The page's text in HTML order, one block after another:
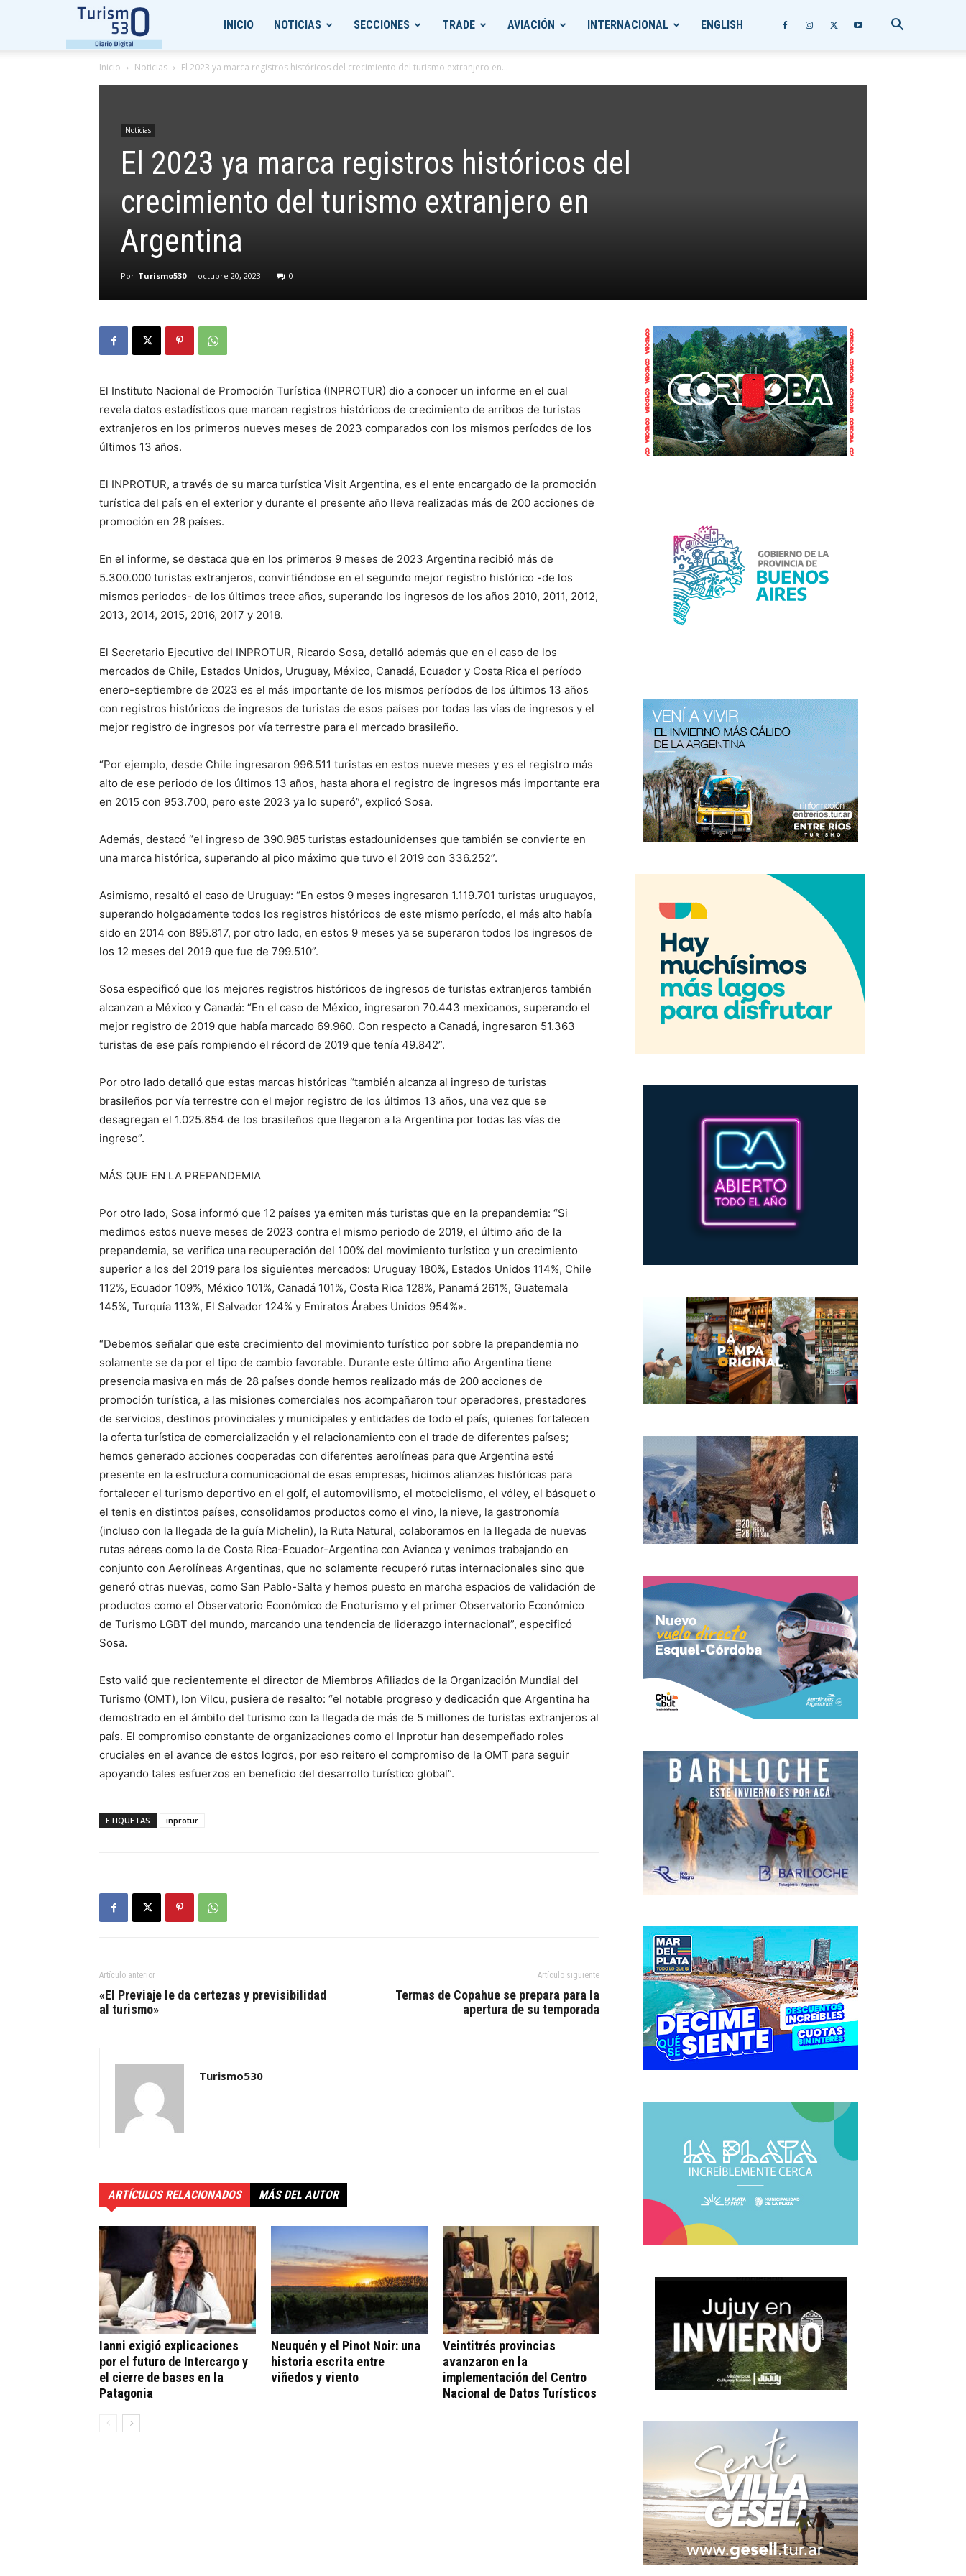
INICIO NOTICIAS SECCIONES TRADE AVIACIÓN INTERNACIONAL ENGLISH
Inicio Noticias El 2023 ya marca registros históricos del crecimiento del turismo extranjero en...
Noticias
El 2023 ya marca registros históricos del
crecimiento del turismo extranjero en
Argentina
Por Turismo530 - octubre 20, 2023 0
El Instituto Nacional de Promoción Turística (INPROTUR) dio a conocer un informe en el cual
revela datos estadísticos que marcan registros históricos de crecimiento de arribos de turistas
extranjeros en los primeros nueves meses de 2023 comparados con los mismos períodos de los
últimos 13 años.
El INPROTUR, a través de su marca turística Visit Argentina, es el ente encargado de la promoción
turística del país en el exterior y durante el presente año lleva realizadas más de 200 acciones de
promoción en 28 países.
En el informe, se destaca que en los primeros 9 meses de 2023 Argentina recibió más de
5.300.000 turistas extranjeros, convirtiéndose en el segundo mejor registro histórico -de los
mismos periodos- de los últimos trece años, superando los ingresos de los años 2010, 2011, 2012,
2013, 2014, 2015, 2016, 2017 y 2018.
El Secretario Ejecutivo del INPROTUR, Ricardo Sosa, detalló además que en el caso de los
mercados de Chile, Estados Unidos, Uruguay, México, Canadá, Ecuador y Costa Rica el período
enero-septiembre de 2023 es el más importante de los mismos períodos de los últimos 13 años
con registros históricos de ingresos de turistas de esos países por todas las vías de ingresos y el
mejor registro de ingresos por vía terrestre para el mercado brasileño.
“Por ejemplo, desde Chile ingresaron 996.511 turistas en estos nueve meses y es el registro más
alto de ese periodo de los últimos 13 años, hasta ahora el registro de ingresos más importante era
en 2015 con 953.700, pero este 2023 ya lo superó”, explicó Sosa.
Además, destacó “el ingreso de 390.985 turistas estadounidenses que también se convierte en
una marca histórica, superando al pico máximo que tuvo el 2019 con 336.252”.
Asimismo, resaltó el caso de Uruguay: “En estos 9 meses ingresaron 1.119.701 turistas uruguayos,
superando holgadamente todos los registros históricos de este mismo período, el más alto había
sido en 2014 con 895.817, por otro lado, en estos 9 meses ya se superaron todos los ingresos de
los 12 meses del 2019 que fue de 799.510”.
Sosa especificó que los mejores registros históricos de ingresos de turistas extranjeros también
alcanzan a México y Canadá: “En el caso de México, ingresaron 70.443 mexicanos, superando el
mejor registro de 2019 que había marcado 69.960. Con respecto a Canadá, ingresaron 51.363
turistas de ese país rompiendo el récord de 2019 que tenía 49.842”.
Por otro lado detalló que estas marcas históricas “también alcanza al ingreso de turistas
brasileños por vía terrestre con el mejor registro de los últimos 13 años, una vez que se
desagregan el 1.025.854 de los brasileños que llegaron a la Argentina por todas las vías de
ingreso”.
MÁS QUE EN LA PREPANDEMIA
Por otro lado, Sosa informó que 12 países ya emiten más turistas que en la prepandemia: “Si
medimos estos nueve meses de 2023 contra el mismo periodo de 2019, el último año de la
prepandemia, se verifica una recuperación del 100% del movimiento turístico y un crecimiento
superior a los del 2019 para los siguientes mercados: Uruguay 180%, Estados Unidos 114%, Chile
112%, Ecuador 109%, México 101%, Canadá 101%, Costa Rica 128%, Panamá 261%, Guatemala
145%, Turquía 113%, El Salvador 124% y Emiratos Árabes Unidos 954%».
“Debemos señalar que este crecimiento del movimiento turístico por sobre la prepandemia no
solamente se da por el tipo de cambio favorable. Durante este último año Argentina tiene
presencia masiva en más de 28 países donde hemos realizado más de 200 acciones de
promoción turística, a las misiones comerciales nos acompañaron tour operadores, prestadores
de servicios, destinos provinciales y municipales y entidades de todo el país, quienes fortalecen
la oferta turística de comercialización y el relacionamiento con el trade de diferentes países;
hemos generado acciones cooperadas con diferentes aerolíneas para que Argentina esté
presente en la estructura comunicacional de esas empresas, hicimos alianzas históricas para
fortalecer el turismo deportivo en el golf, el automovilismo, el motociclismo, el vóley, el básquet o
el tenis en distintos países, consolidamos productos como el vino, la nieve, la gastronomía
(incluso con la llegada de la guía Michelin), la Ruta Natural, colaboramos en la llegada de nuevas
rutas aéreas como la de Costa Rica-Ecuador-Argentina con Avianca y venimos trabajando en
conjunto con Aerolíneas Argentinas, que no solamente recuperó rutas internacionales sino que
generó otras nuevas, como San Pablo-Salta y hemos puesto en marcha espacios de validación de
productos como el Observatorio Económico de Enoturismo y el primer Observatorio Económico
de Turismo LGBT del mundo, marcando una tendencia de liderazgo internacional”, especificó
Sosa.
Esto valió que recientemente el director de Miembros Afiliados de la Organización Mundial del
Turismo (OMT), Ion Vilcu, pusiera de resalto: “el notable progreso y dedicación que Argentina ha
demostrado en el ámbito del turismo con la llegada de más de 5 millones de turistas extranjeros al
país. El compromiso constante de organizaciones como el Inprotur han desempeñado roles
cruciales en el avance de estos logros, por eso reitero el compromiso de la OMT para seguir
apoyando tales esfuerzos en beneficio del desarrollo turístico global”.
ETIQUETAS inprotur
Artículo anterior
«El Previaje le da certezas y previsibilidad
al turismo»
Artículo siguiente
Termas de Copahue se prepara para la
apertura de su temporada
Turismo530
ARTÍCULOS RELACIONADOS MÁS DEL AUTOR
Ianni exigió explicaciones
por el futuro de Intercargo y
el cierre de bases en la
Patagonia
Neuquén y el Pinot Noir: una
historia escrita entre
viñedos y viento
Veintitrés provincias
avanzaron en la
implementación del Centro
Nacional de Datos Turísticos